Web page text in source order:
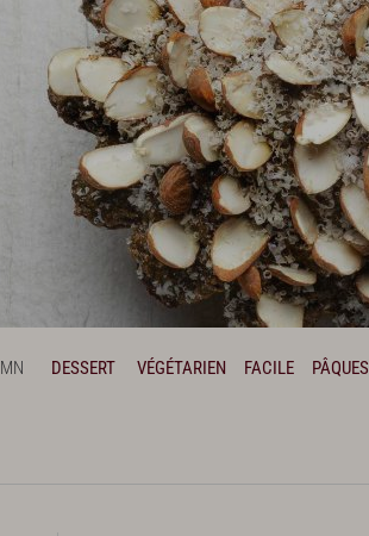
DESSERT VÉGÉTARIEN FACILE PÂQUES